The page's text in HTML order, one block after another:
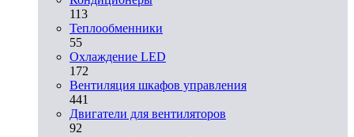
113
Теплообменники
55
Охлаждение LED
172
Вентиляция шкафов управления
441
Двигатели для вентиляторов
92